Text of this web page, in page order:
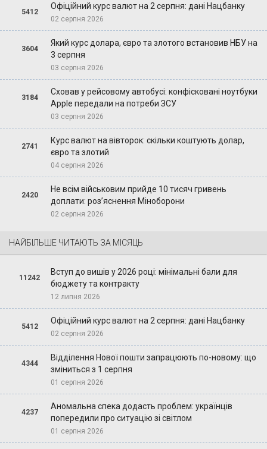
5412
Офіційний курс валют на 2 серпня: дані Нацбанку
02 серпня 2026
3604
Який курс долара, євро та злотого встановив НБУ на
3 серпня
03 серпня 2026
3184
Сховав у рейсовому автобусі: конфісковані ноутбуки
Apple передали на потреби ЗСУ
03 серпня 2026
2741
Курс валют на вівторок: скільки коштують долар,
євро та злотий
04 серпня 2026
2420
Не всім військовим прийде 10 тисяч гривень
доплати: роз’яснення Міноборони
02 серпня 2026
НАЙБІЛЬШЕ ЧИТАЮТЬ ЗА МІСЯЦЬ
11242
Вступ до вишів у 2026 році: мінімальні бали для
бюджету та контракту
12 липня 2026
5412
Офіційний курс валют на 2 серпня: дані Нацбанку
02 серпня 2026
4344
Відділення Нової пошти запрацюють по-новому: що
зміниться з 1 серпня
01 серпня 2026
4237
Аномальна спека додасть проблем: українців
попередили про ситуацію зі світлом
01 серпня 2026